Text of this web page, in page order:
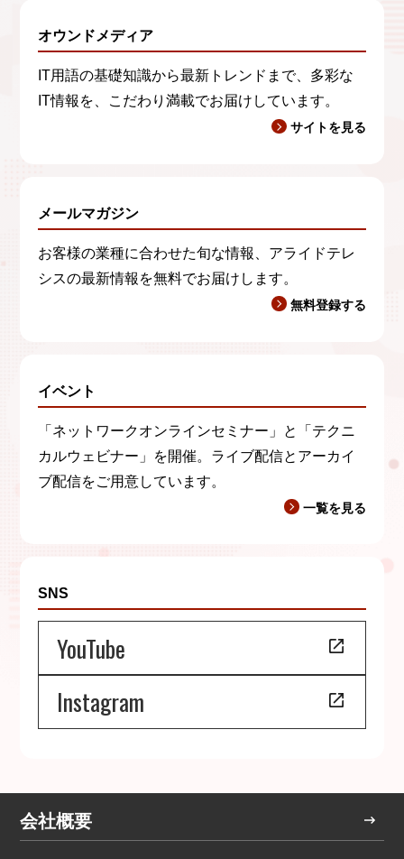
オウンドメディア
IT用語の基礎知識から最新トレンドまで、多彩な
IT情報を、こだわり満載でお届けしています。
サイトを見る
メールマガジン
お客様の業種に合わせた旬な情報、アライドテレ
シスの最新情報を無料でお届けします。
無料登録する
イベント
「ネットワークオンラインセミナー」と「テクニ
カルウェビナー」を開催。ライブ配信とアーカイ
ブ配信をご用意しています。
一覧を見る
SNS
YouTube
Instagram
会社概要